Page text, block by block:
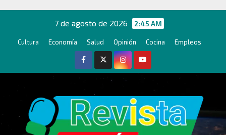
contenido
7 de agosto de 2026 2:45 AM
Cultura Economía Salud Opinión Cocina Empleos